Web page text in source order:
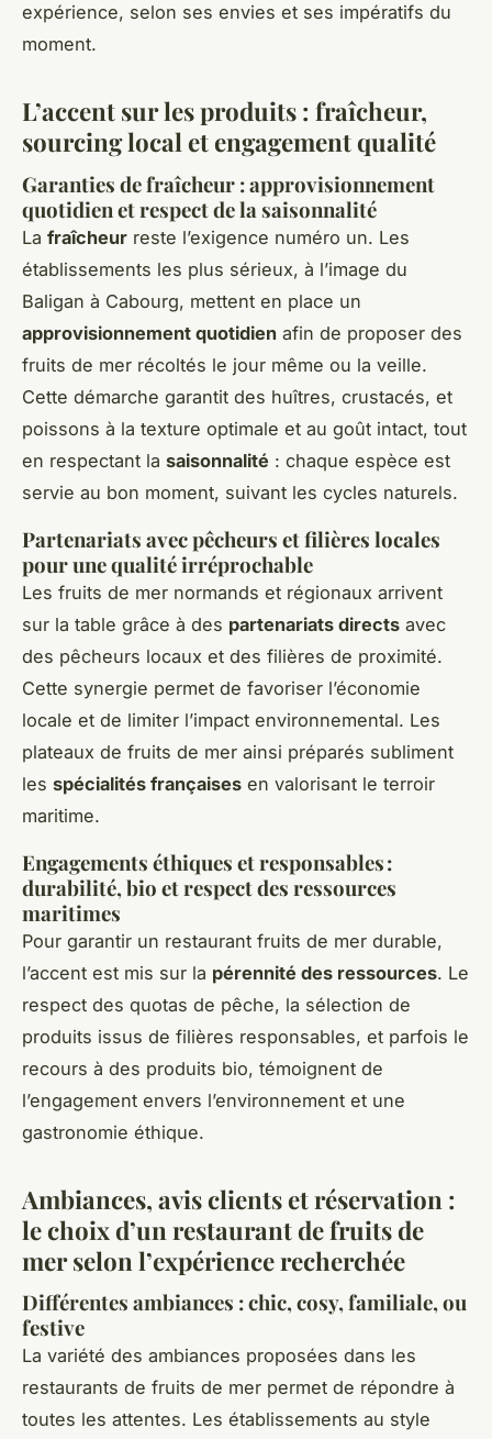
expérience, selon ses envies et ses impératifs du
moment.
L’accent sur les produits : fraîcheur,
sourcing local et engagement qualité
Garanties de fraîcheur : approvisionnement
quotidien et respect de la saisonnalité
La fraîcheur reste l’exigence numéro un. Les
établissements les plus sérieux, à l’image du
Baligan à Cabourg, mettent en place un
approvisionnement quotidien afin de proposer des
fruits de mer récoltés le jour même ou la veille.
Cette démarche garantit des huîtres, crustacés, et
poissons à la texture optimale et au goût intact, tout
en respectant la saisonnalité : chaque espèce est
servie au bon moment, suivant les cycles naturels.
Partenariats avec pêcheurs et filières locales
pour une qualité irréprochable
Les fruits de mer normands et régionaux arrivent
sur la table grâce à des partenariats directs avec
des pêcheurs locaux et des filières de proximité.
Cette synergie permet de favoriser l’économie
locale et de limiter l’impact environnemental. Les
plateaux de fruits de mer ainsi préparés subliment
les spécialités françaises en valorisant le terroir
maritime.
Engagements éthiques et responsables :
durabilité, bio et respect des ressources
maritimes
Pour garantir un restaurant fruits de mer durable,
l’accent est mis sur la pérennité des ressources. Le
respect des quotas de pêche, la sélection de
produits issus de filières responsables, et parfois le
recours à des produits bio, témoignent de
l’engagement envers l’environnement et une
gastronomie éthique.
Ambiances, avis clients et réservation :
le choix d’un restaurant de fruits de
mer selon l’expérience recherchée
Différentes ambiances : chic, cosy, familiale, ou
festive
La variété des ambiances proposées dans les
restaurants de fruits de mer permet de répondre à
toutes les attentes. Les établissements au style